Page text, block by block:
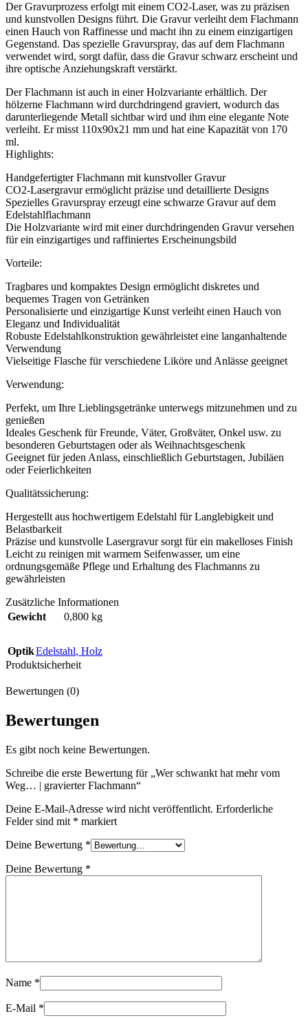
Der Gravurprozess erfolgt mit einem CO2-Laser, was zu präzisen
und kunstvollen Designs führt. Die Gravur verleiht dem Flachmann
einen Hauch von Raffinesse und macht ihn zu einem einzigartigen
Gegenstand. Das spezielle Gravurspray, das auf dem Flachmann
verwendet wird, sorgt dafür, dass die Gravur schwarz erscheint und
ihre optische Anziehungskraft verstärkt.
Der Flachmann ist auch in einer Holzvariante erhältlich. Der
hölzerne Flachmann wird durchdringend graviert, wodurch das
darunterliegende Metall sichtbar wird und ihm eine elegante Note
verleiht. Er misst 110x90x21 mm und hat eine Kapazität von 170
ml.
Highlights:
Handgefertigter Flachmann mit kunstvoller Gravur
CO2-Lasergravur ermöglicht präzise und detaillierte Designs
Spezielles Gravurspray erzeugt eine schwarze Gravur auf dem
Edelstahlflachmann
Die Holzvariante wird mit einer durchdringenden Gravur versehen
für ein einzigartiges und raffiniertes Erscheinungsbild
Vorteile:
Tragbares und kompaktes Design ermöglicht diskretes und
bequemes Tragen von Getränken
Personalisierte und einzigartige Kunst verleiht einen Hauch von
Eleganz und Individualität
Robuste Edelstahlkonstruktion gewährleistet eine langanhaltende
Verwendung
Vielseitige Flasche für verschiedene Liköre und Anlässe geeignet
Verwendung:
Perfekt, um Ihre Lieblingsgetränke unterwegs mitzunehmen und zu
genießen
Ideales Geschenk für Freunde, Väter, Großväter, Onkel usw. zu
besonderen Geburtstagen oder als Weihnachtsgeschenk
Geeignet für jeden Anlass, einschließlich Geburtstagen, Jubiläen
oder Feierlichkeiten
Qualitätssicherung:
Hergestellt aus hochwertigem Edelstahl für Langlebigkeit und
Belastbarkeit
Präzise und kunstvolle Lasergravur sorgt für ein makelloses Finish
Leicht zu reinigen mit warmem Seifenwasser, um eine
ordnungsgemäße Pflege und Erhaltung des Flachmanns zu
gewährleisten
Zusätzliche Informationen
Gewicht
0,800 kg
OptikEdelstahl, Holz
Produktsicherheit
Bewertungen (0)
Bewertungen
Es gibt noch keine Bewertungen.
Schreibe die erste Bewertung für „Wer schwankt hat mehr vom
Weg… | gravierter Flachmann“
Deine E-Mail-Adresse wird nicht veröffentlicht. Erforderliche
Felder sind mit * markiert
Deine Bewertung *
Deine Bewertung *
Name *
E-Mail *